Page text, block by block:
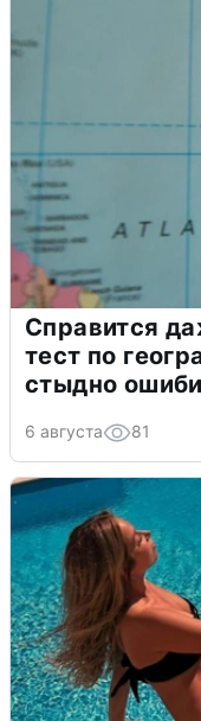
Справится
тест по
стыдно
6 августа 81